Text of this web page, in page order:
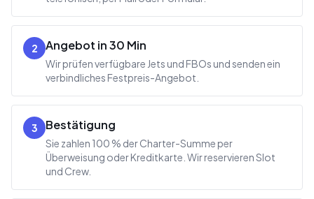
2 Angebot in 30 Min
Wir prüfen verfügbare Jets und FBOs und senden ein
verbindliches Festpreis-Angebot.
3 Bestätigung
Sie zahlen 100 % der Charter-Summe per
Überweisung oder Kreditkarte. Wir reservieren Slot
und Crew.